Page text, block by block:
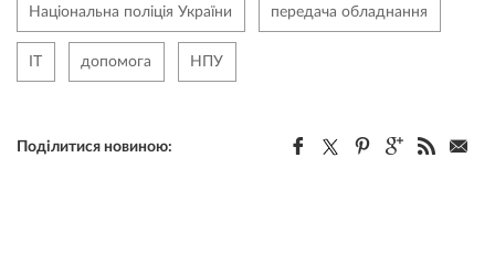
Національна поліція України передача обладнання
допомога НПУ
Поділитися новиною: